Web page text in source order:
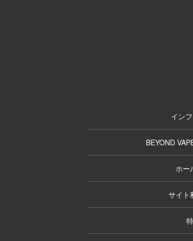
イン
BEYOND
ホー
サイト